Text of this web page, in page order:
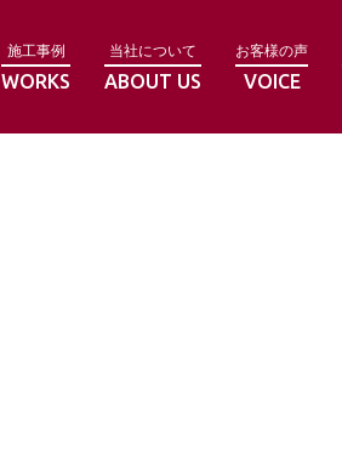
施工事例
WORKS
当社について
ABOUT US
お客様の声
VOICE